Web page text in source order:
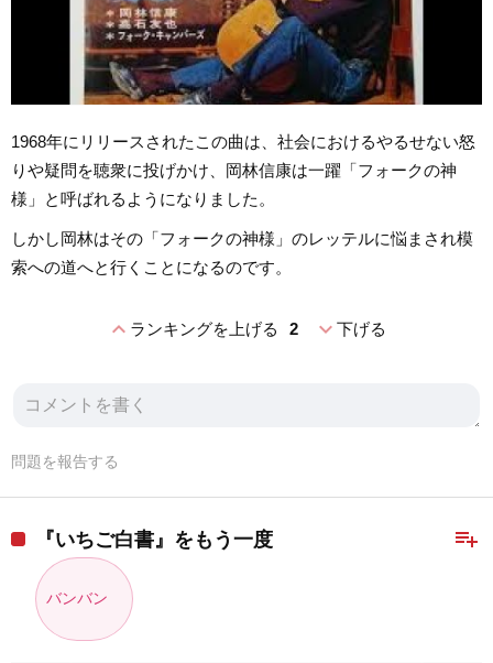
1968年にリリースされたこの曲は、社会におけるやるせない怒
りや疑問を聴衆に投げかけ、岡林信康は一躍「フォークの神
様」と呼ばれるようになりました。
しかし岡林はその「フォークの神様」のレッテルに悩まされ模
索への道へと行くことになるのです。
expand_lessランキングを上げる 2 expand_more下げる
問題を報告する
playlist_add
『いちご白書』をもう一度
バンバン